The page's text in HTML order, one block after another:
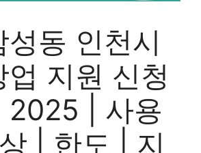
성동 인천시
업 지원 신청
2025 | 사용
| 한도 | 지